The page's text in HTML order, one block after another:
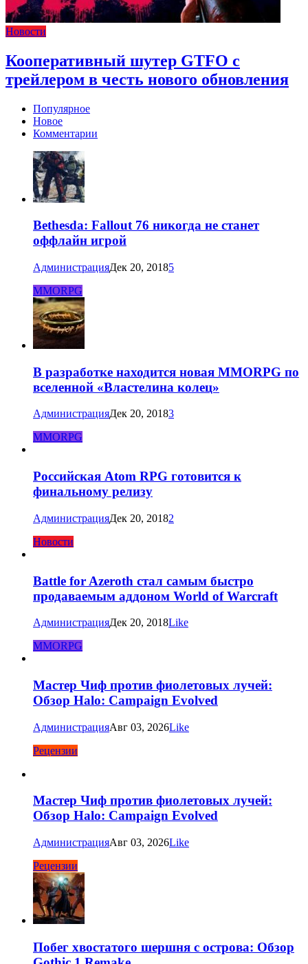
Новости
Кооперативный шутер GTFO с
трейлером в честь нового обновления
Популярное
Новое
Комментарии
Bethesda: Fallout 76 никогда не станет
оффлайн игрой
АдминистрацияДек 20, 20185
MMORPG
В разработке находится новая MMORPG по
вселенной «Властелина колец»
АдминистрацияДек 20, 20183
MMORPG
Российская Atom RPG готовится к
финальному релизу
АдминистрацияДек 20, 20182
Новости
Battle for Azeroth стал самым быстро
продаваемым аддоном World of Warcraft
АдминистрацияДек 20, 2018Like
MMORPG
Мастер Чиф против фиолетовых лучей:
Обзор Halo: Campaign Evolved
АдминистрацияАвг 03, 2026Like
Рецензии
Мастер Чиф против фиолетовых лучей:
Обзор Halo: Campaign Evolved
АдминистрацияАвг 03, 2026Like
Рецензии
Побег хвостатого шершня с острова: Обзор